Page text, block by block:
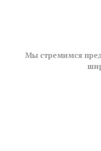
Мы стремимся